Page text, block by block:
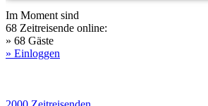
Im Moment sind
68 Zeitreisende online:
» 68 Gäste
» Einloggen